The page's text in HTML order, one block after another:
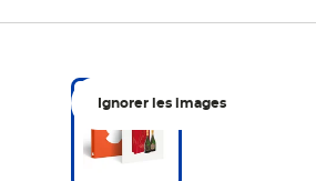
Ignorer les images